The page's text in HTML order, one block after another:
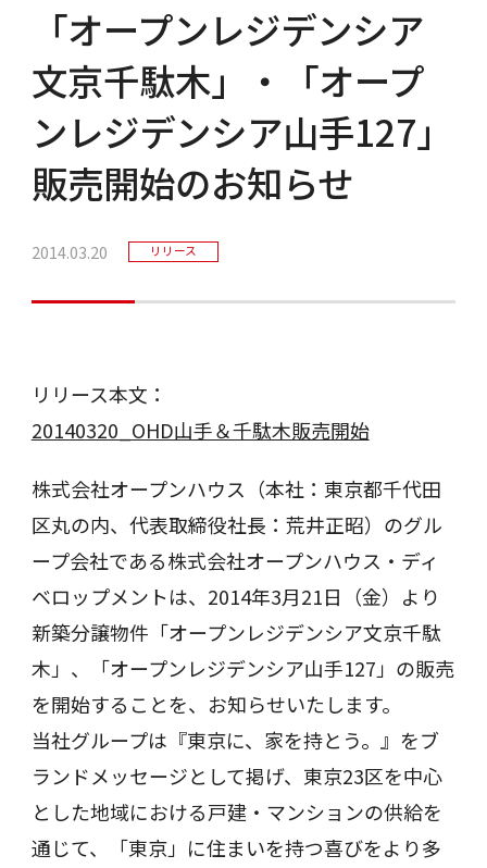
「オープンレジデンシア
文京千駄木」・「オープ
ンレジデンシア山手127」
販売開始のお知らせ
2014.03.20 リリース
リリース本文：
20140320_OHD山手＆千駄木販売開始
株式会社オープンハウス（本社：東京都千代田
区丸の内、代表取締役社長：荒井正昭）のグル
ープ会社である株式会社オープンハウス・ディ
ベロップメントは、2014年3月21日（金）より
新築分譲物件「オープンレジデンシア文京千駄
木」、「オープンレジデンシア山手127」の販売
を開始することを、お知らせいたします。
当社グループは『東京に、家を持とう。』をブ
ランドメッセージとして掲げ、東京23区を中心
とした地域における戸建・マンションの供給を
通じて、「東京」に住まいを持つ喜びをより多